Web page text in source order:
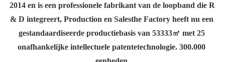
2014 en is een professionele fabrikant van de loopband die R
& D integreert, Production en Salesthe Factory heeft nu een
gestandaardiseerde productiebasis van 53333㎡ met 25
onafhankelijke intellectuele patentetechnologie. 300.000